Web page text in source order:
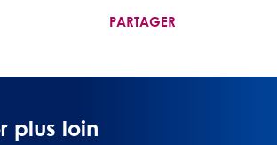
PARTAGER
plus loin